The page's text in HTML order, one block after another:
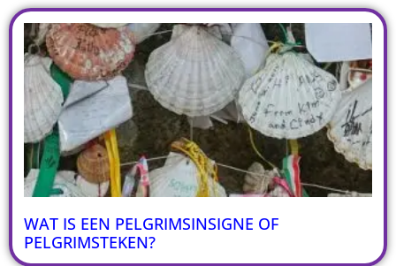
WAT IS EEN PELGRIMSINSIGNE OF
PELGRIMSTEKEN?